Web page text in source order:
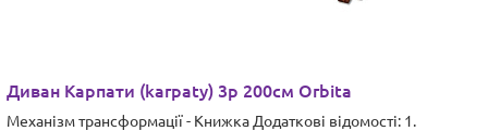
Диван Карпати (karpaty) 3р 200см Orbita
Механізм трансформації - Книжка Додаткові відомості: 1.